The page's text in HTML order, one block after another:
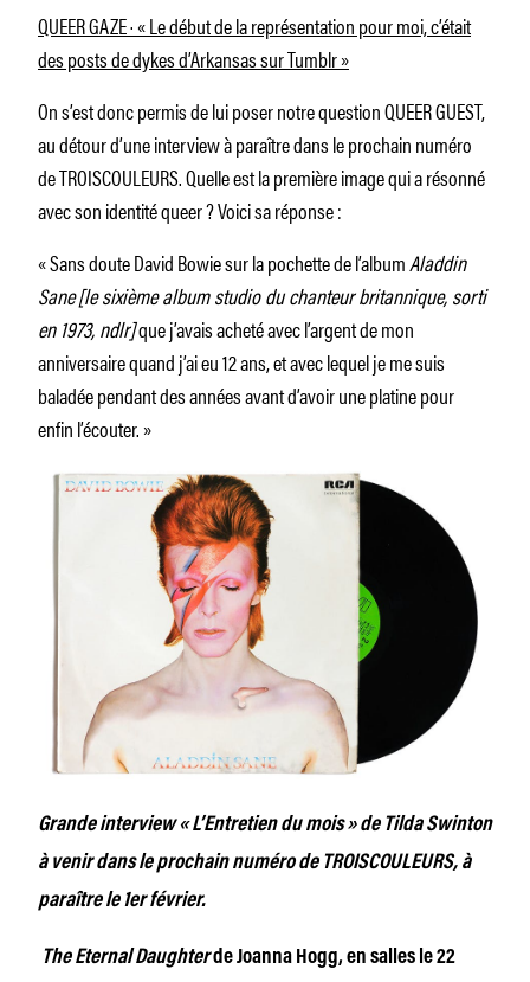
QUEER GAZE · « Le début de la représentation pour moi, c’était
des posts de dykes d’Arkansas sur Tumblr »
On s’est donc permis de lui poser notre question QUEER GUEST,
au détour d’une interview à paraître dans le prochain numéro
de TROISCOULEURS. Quelle est la première image qui a résonné
avec son identité queer ? Voici sa réponse :
« Sans doute David Bowie sur la pochette de l’albumAladdin
Sane[le sixième album studio du chanteur britannique, sorti
en 1973, ndlr]que j’avais acheté avec l’argent de mon
anniversaire quand j’ai eu 12 ans, et avec lequel je me suis
baladée pendant des années avant d’avoir une platine pour
enfin l’écouter. »
Grande interview « L’Entretien du mois » de Tilda Swinton
à venir dans le prochain numéro de TROISCOULEURS, à
paraître le 1er février.
The Eternal Daughterde Joanna Hogg, en salles le 22